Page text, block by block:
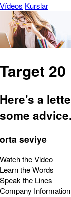
Vídeos Kurslar
Target 20
Here's a
some advice.
orta seviye
Watch the Video
Learn the Words
Speak the Lines
Company Information